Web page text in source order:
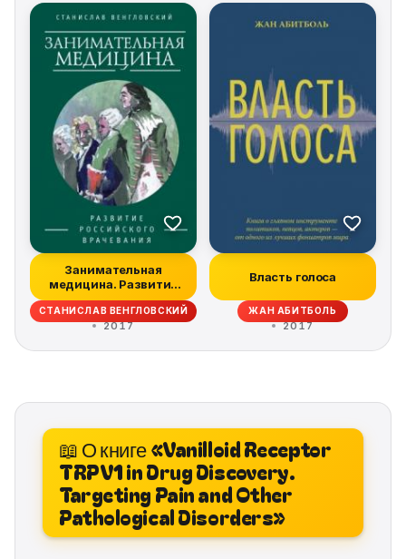
Занимательная
медицина. Развитие
российского враче...
СТАНИСЛАВ ВЕНГЛОВСКИЙ
2017
Власть голоса
ЖАН АБИТБОЛЬ
2017
📖 О книге «Vanilloid Receptor
TRPV1 in Drug Discovery.
Targeting Pain and Other
Pathological Disorders»